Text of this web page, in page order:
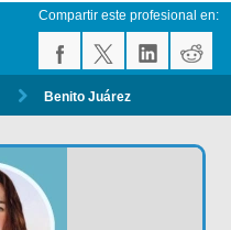
Compartir este profesional en:
Benito Juárez